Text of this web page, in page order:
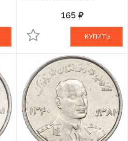
165 руб.В КОРЗИНЕ
КУПИТЬ